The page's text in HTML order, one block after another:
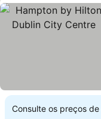
Consulte os preços de